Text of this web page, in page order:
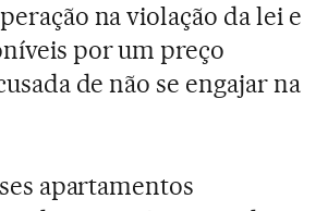
na violação da lei e
por um preço
de não se engajar na
apartamentos